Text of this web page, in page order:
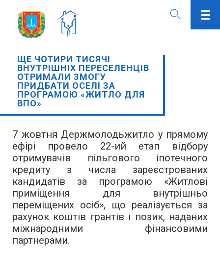
ЩЕ ЧОТИРИ ТИСЯЧІ
ВНУТРІШНІХ ПЕРЕСЕЛЕНЦІВ
ОТРИМАЛИ ЗМОГУ
ПРИДБАТИ ОСЕЛІ ЗА
ПРОГРАМОЮ «ЖИТЛО ДЛЯ
ВПО»
7 жовтня Держмолодьжитло у прямому
ефірі провело 22-ий етап відбору
отримувачів пільгового іпотечного
кредиту з числа зареєстрованих
кандидатів за програмою «Житлові
приміщення для внутрішньо
переміщених осіб», що реалізується за
рахунок коштів грантів і позик, наданих
міжнародними фінансовими
партнерами.